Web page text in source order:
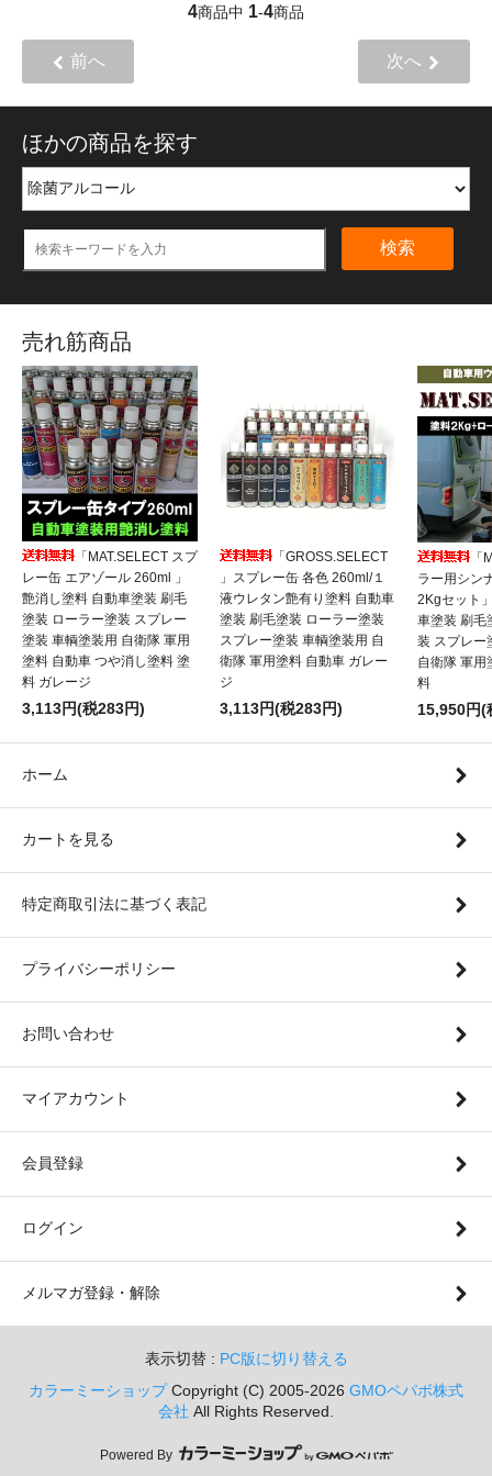
4商品中 1-4商品
前へ 次へ
ほかの商品を探す
検索
売れ筋商品
「MAT.SELECT スプ
レー缶 エアゾール 260ml 」
艶消し塗料 自動車塗装 刷毛
塗装 ローラー塗装 スプレー
塗装 車輌塗装用 自衛隊 軍用
塗料 自動車 つや消し塗料 塗
料 ガレージ
3,113円(税283円)
「GROSS.SELECT
」スプレー缶 各色 260ml/１
液ウレタン艶有り塗料 自動車
塗装 刷毛塗装 ローラー塗装
スプレー塗装 車輌塗装用 自
衛隊 軍用塗料 自動車 ガレー
ジ
3,113円(税283円)
ラー用シン
2Kgセット
車塗装 刷毛
装 スプレー
自衛隊 軍用
料
15,950円(
ホーム
カートを見る
特定商取引法に基づく表記
プライバシーポリシー
お問い合わせ
マイアカウント
会員登録
ログイン
メルマガ登録・解除
表示切替 : PC版に切り替える
カラーミーショップCopyright (C) 2005-2026 GMOペパボ株式
会社 All Rights Reserved.
Powered By